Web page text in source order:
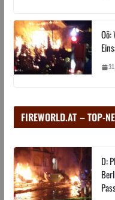
FIREWORLD.AT – TOP-
D: